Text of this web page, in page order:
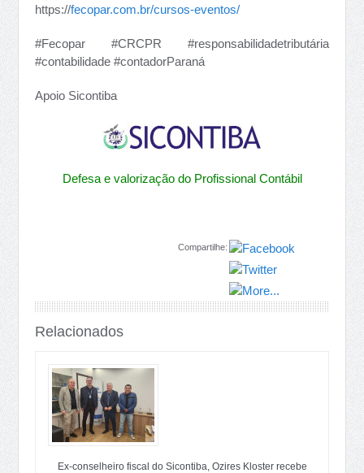
https://fecopar.com.br/cursos-eventos/
#Fecopar #CRCPR #responsabilidadetributária
#contabilidade #contadorParaná
Apoio Sicontiba
Defesa e valorização do Profissional Contábil
Compartilhe:
Relacionados
Ex-conselheiro fiscal do Sicontiba, Ozires Kloster recebe